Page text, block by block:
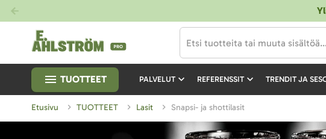
TUOTTEET PALVELUT REFERENSSIT TRENDIT JA
Etusivu TUOTTEET Lasit Snapsi- ja shottilasit